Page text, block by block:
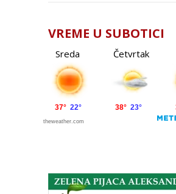
VREME U SUBOTICI
Sreda Četvrtak